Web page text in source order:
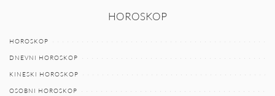
HOROSKOP
HOROSKOP
DNEVNI HOROSKOP
KINESKI HOROSKOP
OSOBNI HOROSKOP